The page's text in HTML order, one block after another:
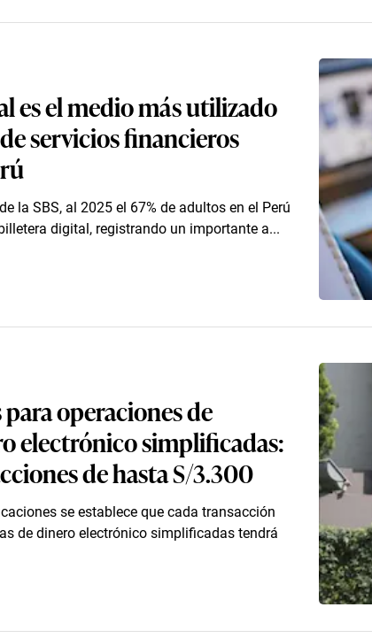
es el medio más utilizado
servicios financieros
la SBS, al 2025 el 67% de adultos en el Perú
digital, registrando un importante a...
operaciones de
electrónico simplificadas:
de hasta S/3.300
se establece que cada transacción
de dinero electrónico simplificadas tendrá